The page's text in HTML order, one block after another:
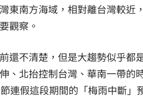
東南方海域，相對離台灣較近
觀察。
還不清楚，但是大趨勢似乎都
、北抬控制台灣、華南一帶的
連假這段期間的「梅雨中斷」